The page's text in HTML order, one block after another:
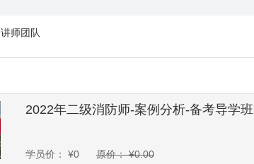
讲师团队
2022年二级消防师-案例分析-备考导学班
学员价： ¥0 原价：¥0.00